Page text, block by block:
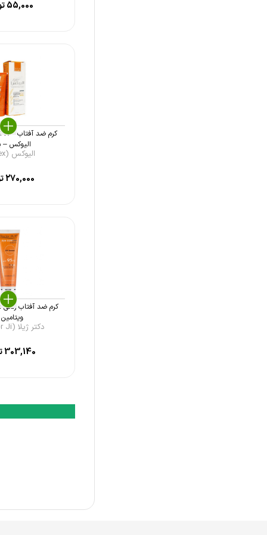
55,000
الیوکس –
الیوکس (Olivex)
270,000
کرم ضد آفتاب رنگی
دکتر ژیلا (Doctor Ji ...
303,140